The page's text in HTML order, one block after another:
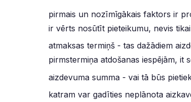
pirmais un nozīmīgākais faktors ir
ir vērts nosūtīt pieteikumu, nevis
atmaksas termiņš - tas dažādiem
pirmstermiņa atdošanas iespējām, it
aizdevuma summa - vai tā būs
katram var gadīties neplānota